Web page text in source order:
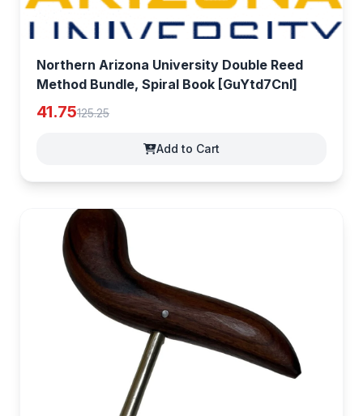
Northern Arizona University Double Reed
Method Bundle, Spiral Book [GuYtd7Cnl]
41.75125.25
Add to Cart